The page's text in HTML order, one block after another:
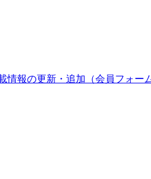
情報の更新・追加（会員フォーム